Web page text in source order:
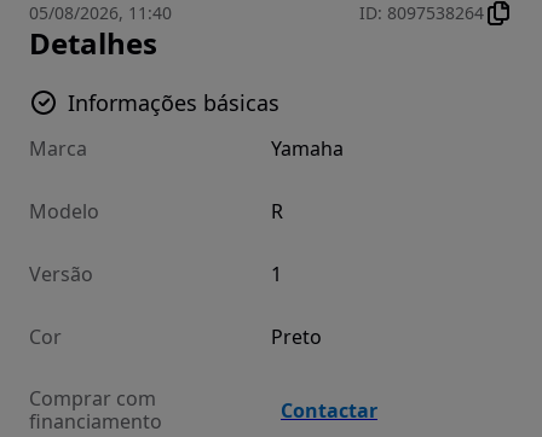
05/08/2026, 11:40 ID: 8097538264
Detalhes
Informações básicas
Marca Yamaha
Modelo R
Versão 1
Cor Preto
Comprar com
financiamento
Contactar